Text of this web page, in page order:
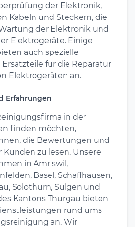
der Elektronik,
Kabeln und Steckern, die
der Elektronik und
Elektrogeräte. Einige
auch spezielle
für die Reparatur
Elektrogeräten an.
Erfahrungen
in der
finden möchten,
die Bewertungen und
Kunden zu lesen. Unsere
in Amriswil,
Basel, Schaffhausen,
Solothurn, Sulgen und
Kantons Thurgau bieten
rund ums
an. Wir